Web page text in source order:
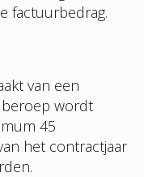
factuurbedrag.
van een
beroep wordt
45
het contractjaar